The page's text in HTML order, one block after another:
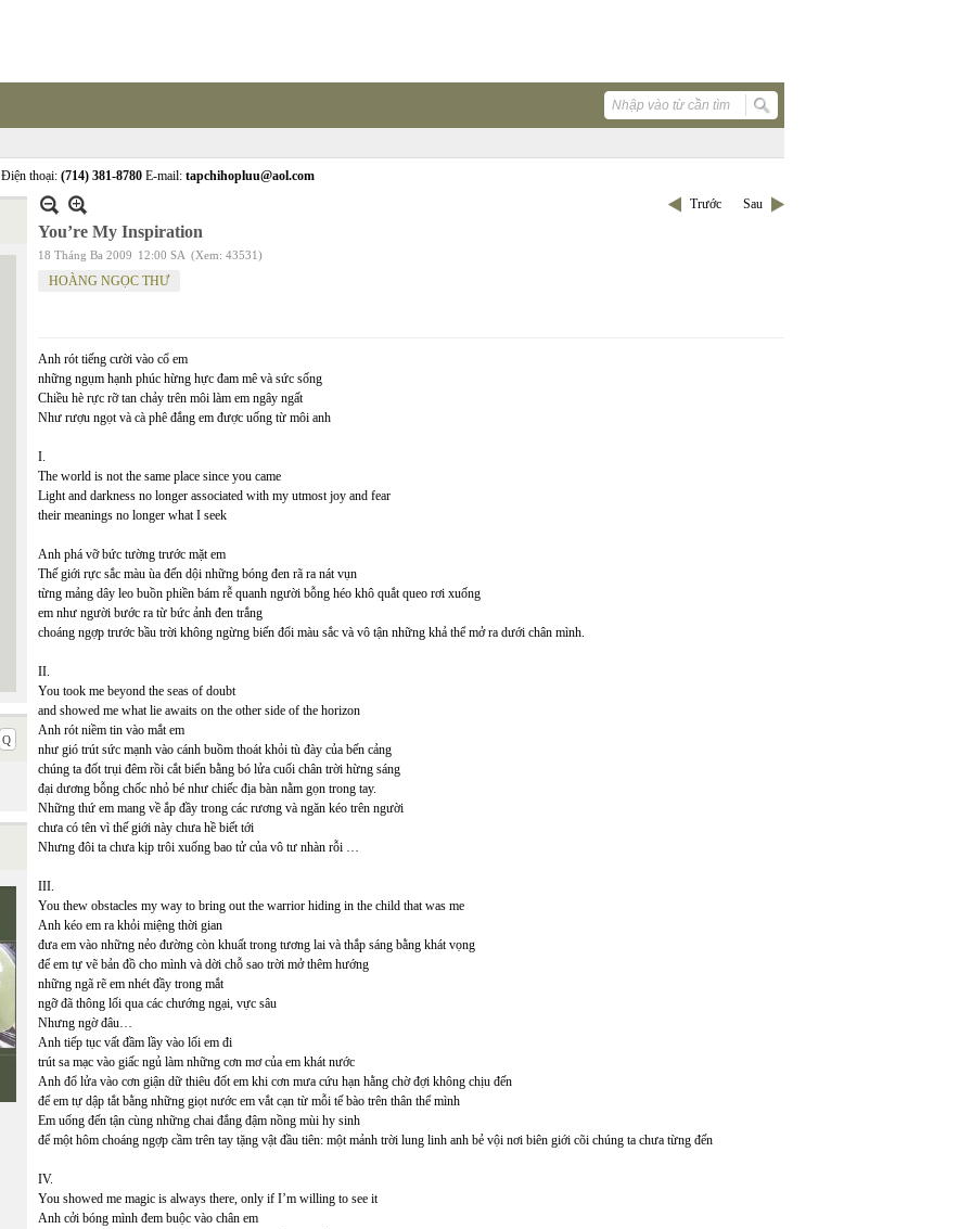
thoại: (714) 381-8780 E-mail: tapchihopluu@aol.com
Trước Sau
You’re My Inspiration
18 Tháng Ba 2009 12:00 SA (Xem: 43531)
HOÀNG NGỌC THƯ
Anh rót tiếng cười vào cổ em
những ngụm hạnh phúc hừng hực đam mê và sức sống
Chiều hè rực rỡ tan chảy trên môi làm em ngây ngất
Như rượu ngọt và cà phê đắng em được uống từ môi anh
I.
The world is not the same place since you came
Light and darkness no longer associated with my utmost joy and fear
their meanings no longer what I seek
Anh phá vỡ bức tường trước mặt em
Thế giới rực sắc màu ùa đến dội những bóng đen rã ra nát vụn
từng mảng dây leo buồn phiền bám rễ quanh người bỗng héo khô quắt queo rơi xuống
em như người bước ra từ bức ảnh đen trắng
choáng ngợp trước bầu trời không ngừng biến đổi màu sắc và vô tận những khả thể mở ra dưới chân mình.
II.
You took me beyond the seas of doubt
and showed me what lie awaits on the other side of the horizon
Anh rót niềm tin vào mắt em
như gió trút sức mạnh vào cánh buồm thoát khỏi tù đày của bến cảng
chúng ta đốt trụi đêm rồi cắt biển bằng bó lửa cuối chân trời hừng sáng
đại dương bỗng chốc nhỏ bé như chiếc địa bàn nằm gọn trong tay.
Những thứ em mang về ắp đầy trong các rương và ngăn kéo trên người
chưa có tên vì thế giới này chưa hề biết tới
Nhưng đôi ta chưa kịp trôi xuống bao tử của vô tư nhàn rỗi …
III.
You thew obstacles my way to bring out the warrior hiding in the child that was me
Anh kéo em ra khỏi miệng thời gian
đưa em vào những nẻo đường còn khuất trong tương lai và thắp sáng bằng khát vọng
để em tự vẽ bản đồ cho mình và dời chỗ sao trời mở thêm hướng
những ngã rẽ em nhét đầy trong mắt
ngỡ đã thông lối qua các chướng ngại, vực sâu
Nhưng ngờ đâu…
Anh tiếp tục vất đầm lầy vào lối em đi
trút sa mạc vào giấc ngủ làm những cơn mơ của em khát nước
Anh đổ lửa vào cơn giận dữ thiêu đốt em khi cơn mưa cứu hạn hằng chờ đợi không chịu đến
để em tự dập tắt bằng những giọt nước em vắt cạn từ mỗi tế bào trên thân thể mình
Em uống đến tận cùng những chai đắng đậm nồng mùi hy sinh
để một hôm choáng ngợp cầm trên tay tặng vật đầu tiên: một mảnh trời lung linh anh bẻ vội nơi biên giới cõi chúng ta chưa từng đến
IV.
You showed me magic is always there, only if I’m willing to see it
Anh cởi bóng mình đem buộc vào chân em